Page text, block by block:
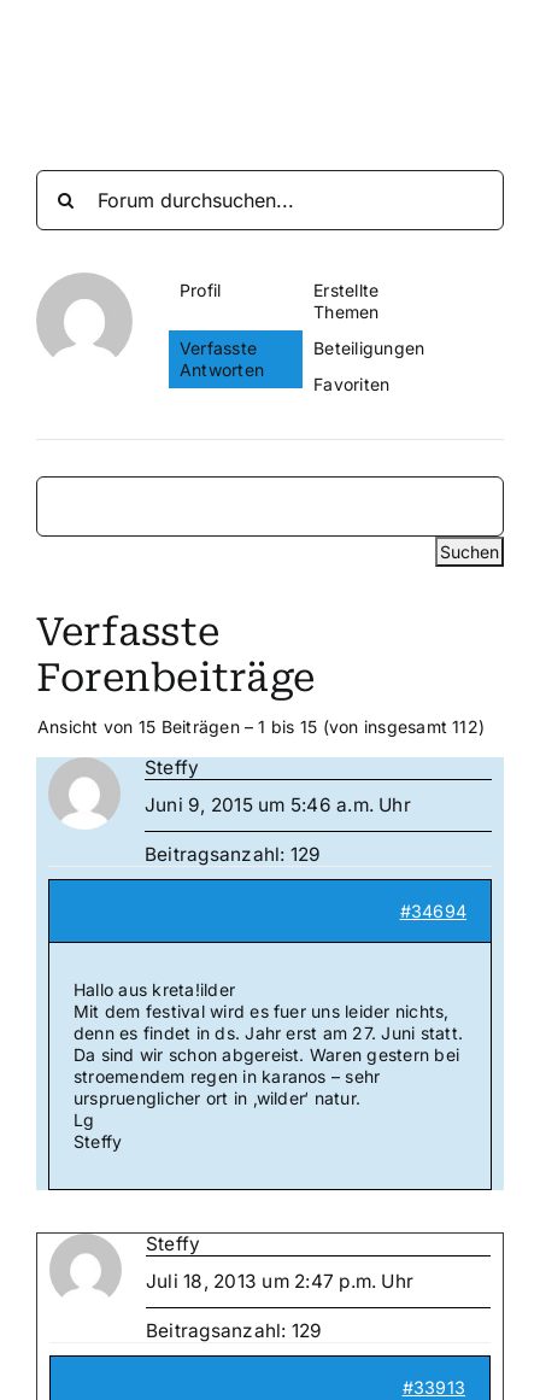
Profil
Erstellte
Themen
Verfasste
Antworten
Beteiligungen
Favoriten
Verfasste
Forenbeiträge
Ansicht von 15 Beiträgen – 1 bis 15 (von insgesamt 112)
Steffy
Juni 9, 2015 um 5:46 a.m. Uhr
Beitragsanzahl: 129
#34694
Hallo aus kreta!ilder
Mit dem festival wird es fuer uns leider nichts,
denn es findet in ds. Jahr erst am 27. Juni statt.
Da sind wir schon abgereist. Waren gestern bei
stroemendem regen in karanos – sehr
urspruenglicher ort in ‚wilder‘ natur.
Lg
Steffy
Steffy
Juli 18, 2013 um 2:47 p.m. Uhr
Beitragsanzahl: 129
#33913